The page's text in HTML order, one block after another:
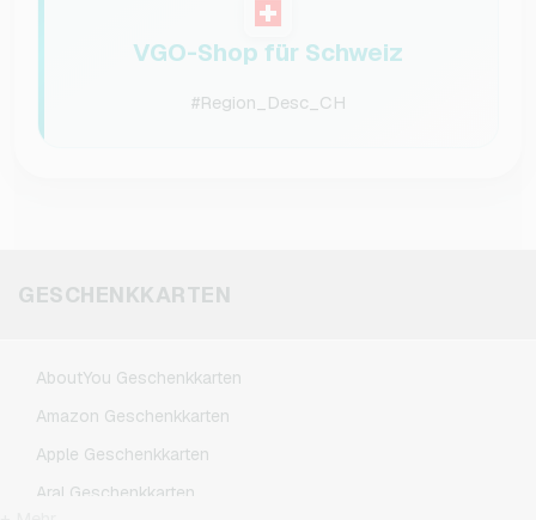
VGO-Shop für Schweiz
#Region_Desc_CH
GESCHENKKARTEN
AboutYou Geschenkkarten
Amazon Geschenkkarten
Apple Geschenkkarten
Aral Geschenkkarten